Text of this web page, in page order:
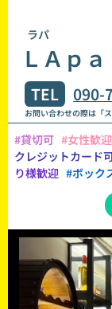
ラパ
ＬＡｐａ
TEL 090-
お問い合わせの際は「
#貸切可 #女性歓迎
クレジットカード
り様歓迎 #ボック